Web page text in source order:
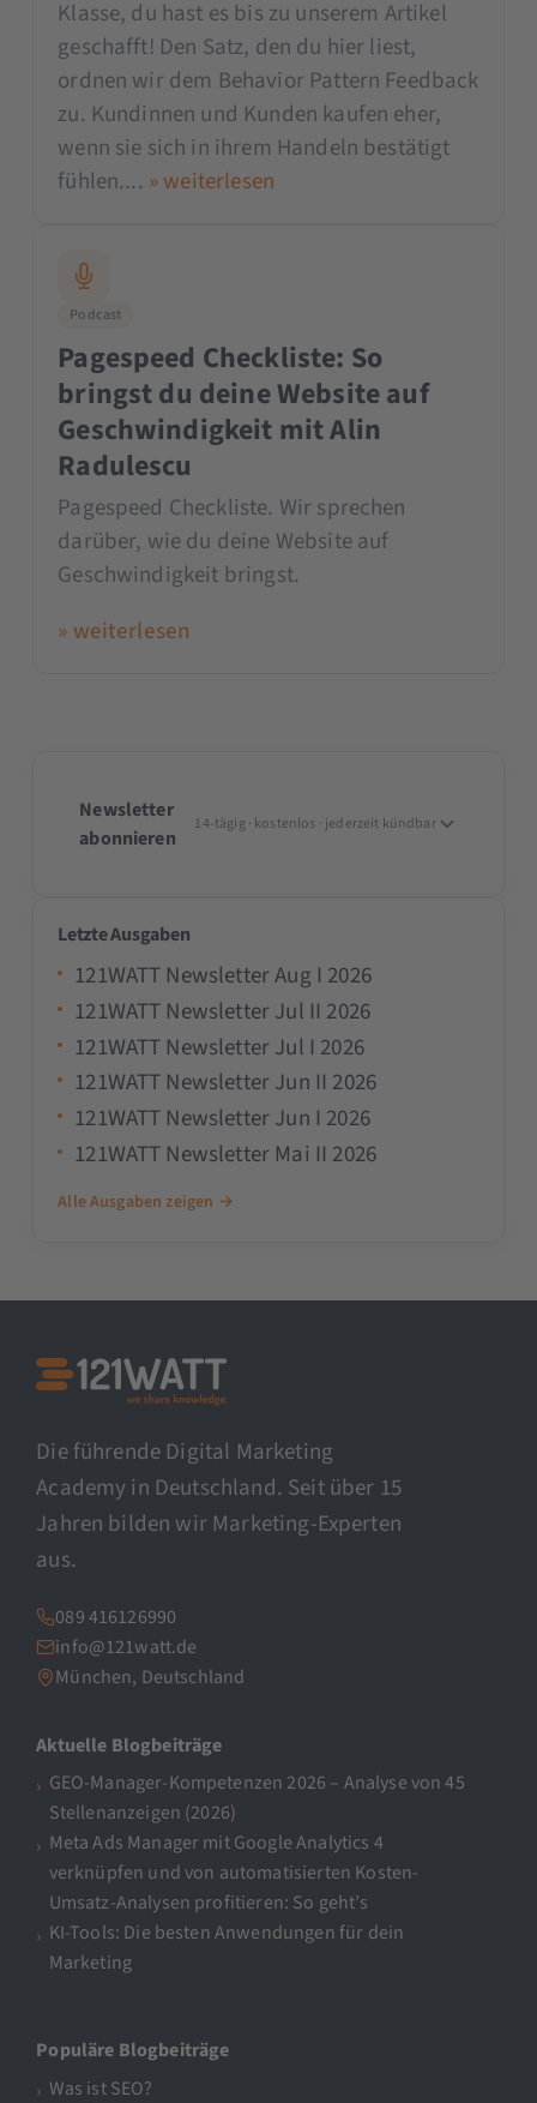
Klasse, du hast es bis zu unserem Artikel
geschafft! Den Satz, den du hier liest,
ordnen wir dem Behavior Pattern Feedback
zu. Kundinnen und Kunden kaufen eher,
wenn sie sich in ihrem Handeln bestätigt
fühlen.... » weiterlesen
Podcast
Pagespeed Checkliste: So
bringst du deine Website auf
Geschwindigkeit mit Alin
Radulescu
Pagespeed Checkliste. Wir sprechen
darüber, wie du deine Website auf
Geschwindigkeit bringst.
» weiterlesen
Newsletter
abonnieren
14-tägig · kostenlos · jederzeit kündbar
Letzte Ausgaben
121WATT Newsletter Aug I 2026
121WATT Newsletter Jul II 2026
121WATT Newsletter Jul I 2026
121WATT Newsletter Jun II 2026
121WATT Newsletter Jun I 2026
121WATT Newsletter Mai II 2026
Alle Ausgaben zeigen →
Die führende Digital Marketing
Academy in Deutschland. Seit über 15
Jahren bilden wir Marketing-Experten
aus.
089 416126990
info@121watt.de
München, Deutschland
Aktuelle Blogbeiträge
GEO-Manager-Kompetenzen 2026 – Analyse von 45
Stellenanzeigen (2026)
Meta Ads Manager mit Google Analytics 4
verknüpfen und von automatisierten Kosten-
Umsatz-Analysen profitieren: So geht’s
KI-Tools: Die besten Anwendungen für dein
Marketing
Populäre Blogbeiträge
Was ist SEO?